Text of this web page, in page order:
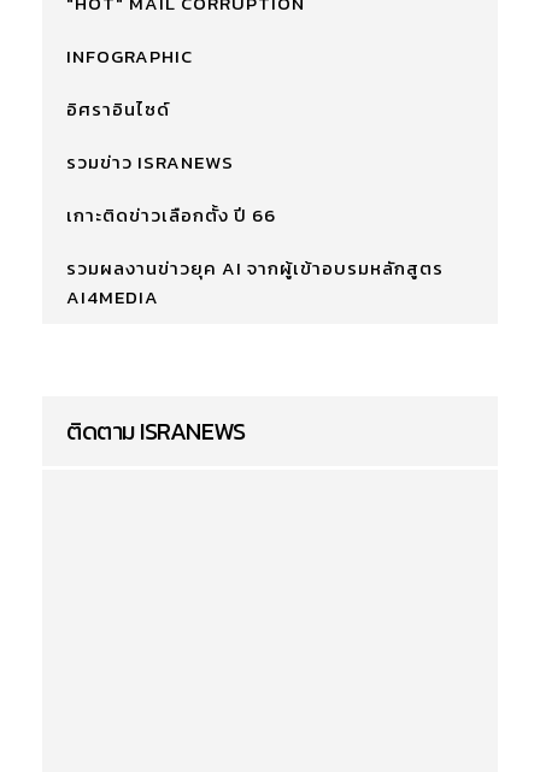
INFOGRAPHIC
อิศราอินไซด์
รวมข่าว ISRANEWS
เกาะติดข่าวเลือกตั้ง ปี 66
รวมผลงานข่าวยุค AI จากผู้เข้าอบรมหลักสูตร
AI4MEDIA
ติดตาม ISRANEWS